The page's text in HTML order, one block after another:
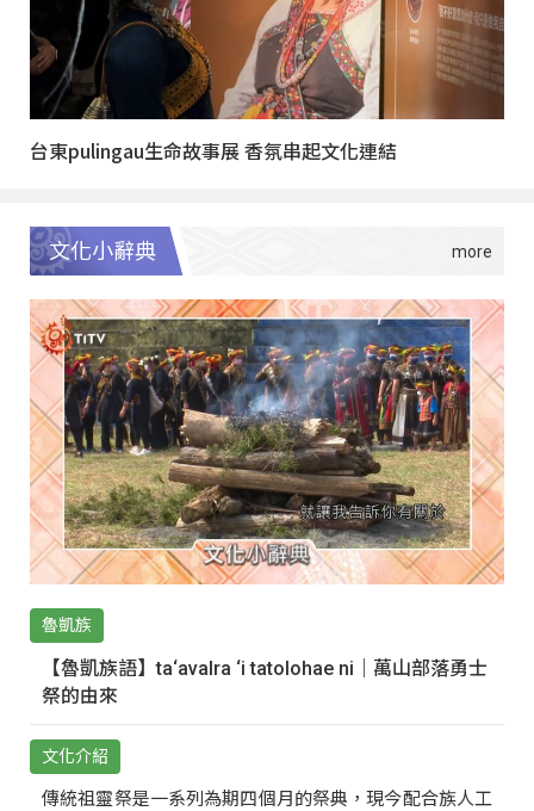
台東pulingau生命故事展 香氛串起文化連結
文化小辭典
魯凱族
【魯凱族語】ta‘avalra ‘i tatolohae ni｜萬山部落勇士
祭的由來
文化介紹
傳統祖靈祭是一系列為期四個月的祭典，現今配合族人工